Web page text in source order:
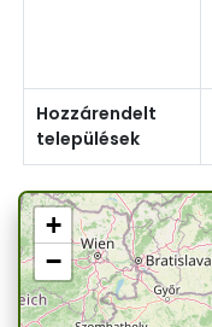
Hozzárendelt
települések
+
−